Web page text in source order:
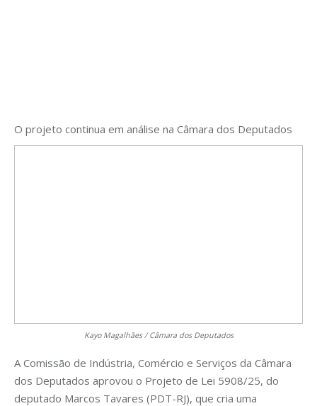
O projeto continua em análise na Câmara dos Deputados
Kayo Magalhães / Câmara dos Deputados
A Comissão de Indústria, Comércio e Serviços da Câmara
dos Deputados aprovou o Projeto de Lei 5908/25, do
deputado Marcos Tavares (PDT-RJ), que cria uma